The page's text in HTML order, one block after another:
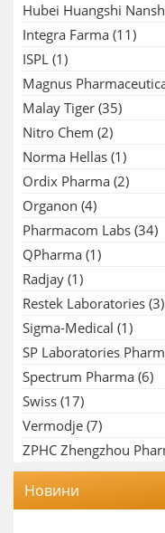
Hubei Huangshi
Integra Farma (11)
ISPL (1)
Magnus
Malay Tiger (35)
Nitro Chem (2)
Norma Hellas (1)
Ordix Pharma (2)
Organon (4)
Pharmacom Labs (34)
QPharma (1)
Radjay (1)
Restek Laboratories (3)
Sigma-Medical (1)
SP Laboratories
Spectrum Pharma (6)
Swiss (17)
Vermodje (7)
ZPHC Zhengzhou
Новини